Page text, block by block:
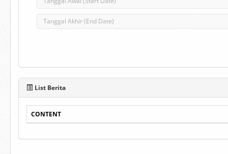
List Berita
CONTENT